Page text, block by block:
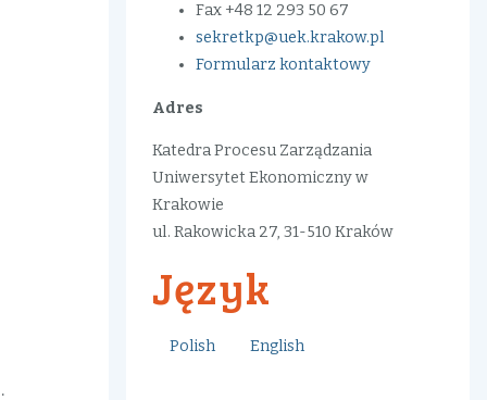
Fax +48 12 293 50 67
sekretkp@uek.krakow.pl
Formularz kontaktowy
Adres
Katedra Procesu Zarządzania
Uniwersytet Ekonomiczny w
Krakowie
ul. Rakowicka 27, 31-510 Kraków
Język
Polish English